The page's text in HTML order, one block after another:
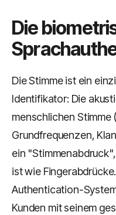
Die
Die Stimme ist ein
Identifikator: Die
menschlichen Stimme
Grundfrequenzen,
ein
ist wie
Authentication-
Kunden mit seinem